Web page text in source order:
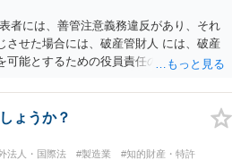
者には、善管注意義務違反があり、それ
させた場合には、破産管財人 には、破産
可能とするための役員責任の査定申立て
ょうか？
法人・国際法 #製造業
#知的財産・特許